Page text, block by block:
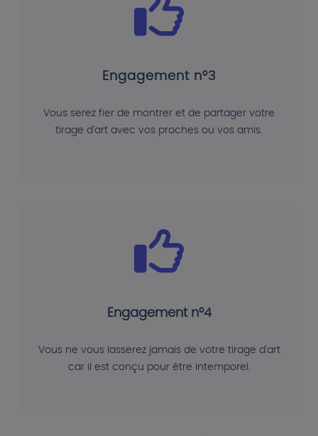
Engagement n°3
Vous serez fier de montrer et de partager votre
tirage d'art avec vos proches ou vos amis.
Engagement n°4
Vous ne vous lasserez jamais de votre tirage d'art
car il est conçu pour être intemporel.